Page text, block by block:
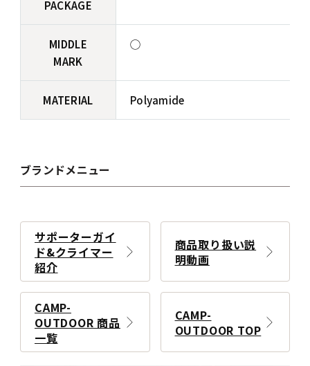
PACKAGE
MIDDLE
MARK
◯
MATERIAL Polyamide
ブランドメニュー
サポーターガイ
ド&クライマー
紹介
商品取り扱い説
明動画
CAMP-
OUTDOOR 商品
一覧
CAMP-
OUTDOOR TOP